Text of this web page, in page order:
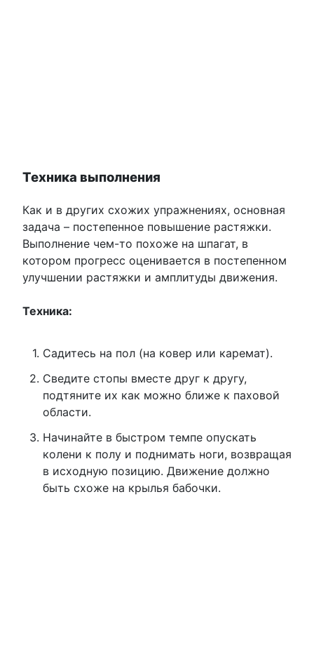
Техника выполнения
Как и в других схожих упражнениях, основная
задача – постепенное повышение растяжки.
Выполнение чем-то похоже на шпагат, в
котором прогресс оценивается в постепенном
улучшении растяжки и амплитуды движения.
Техника:
Садитесь на пол (на ковер или каремат).
Сведите стопы вместе друг к другу,
подтяните их как можно ближе к паховой
области.
Начинайте в быстром темпе опускать
колени к полу и поднимать ноги, возвращая
в исходную позицию. Движение должно
быть схоже на крылья бабочки.